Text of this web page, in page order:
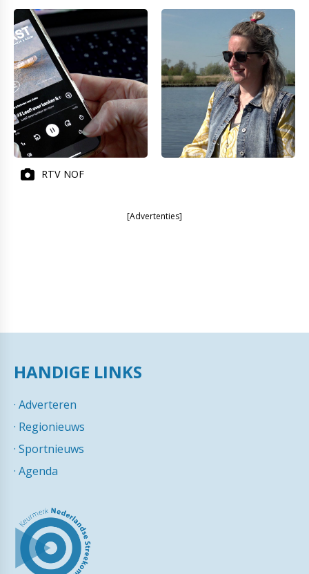
RTV NOF
[Advertenties]
HANDIGE LINKS
· Adverteren
· Regionieuws
· Sportnieuws
· Agenda